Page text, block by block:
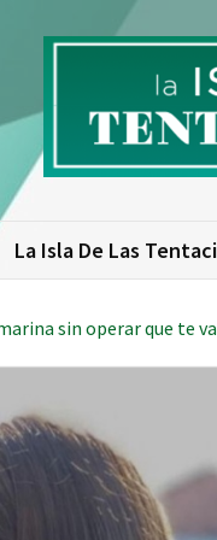
de las
todo sobre La
La Isla De Las
sin operar que te